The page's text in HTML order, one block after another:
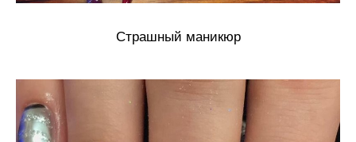
Страшный маникюр